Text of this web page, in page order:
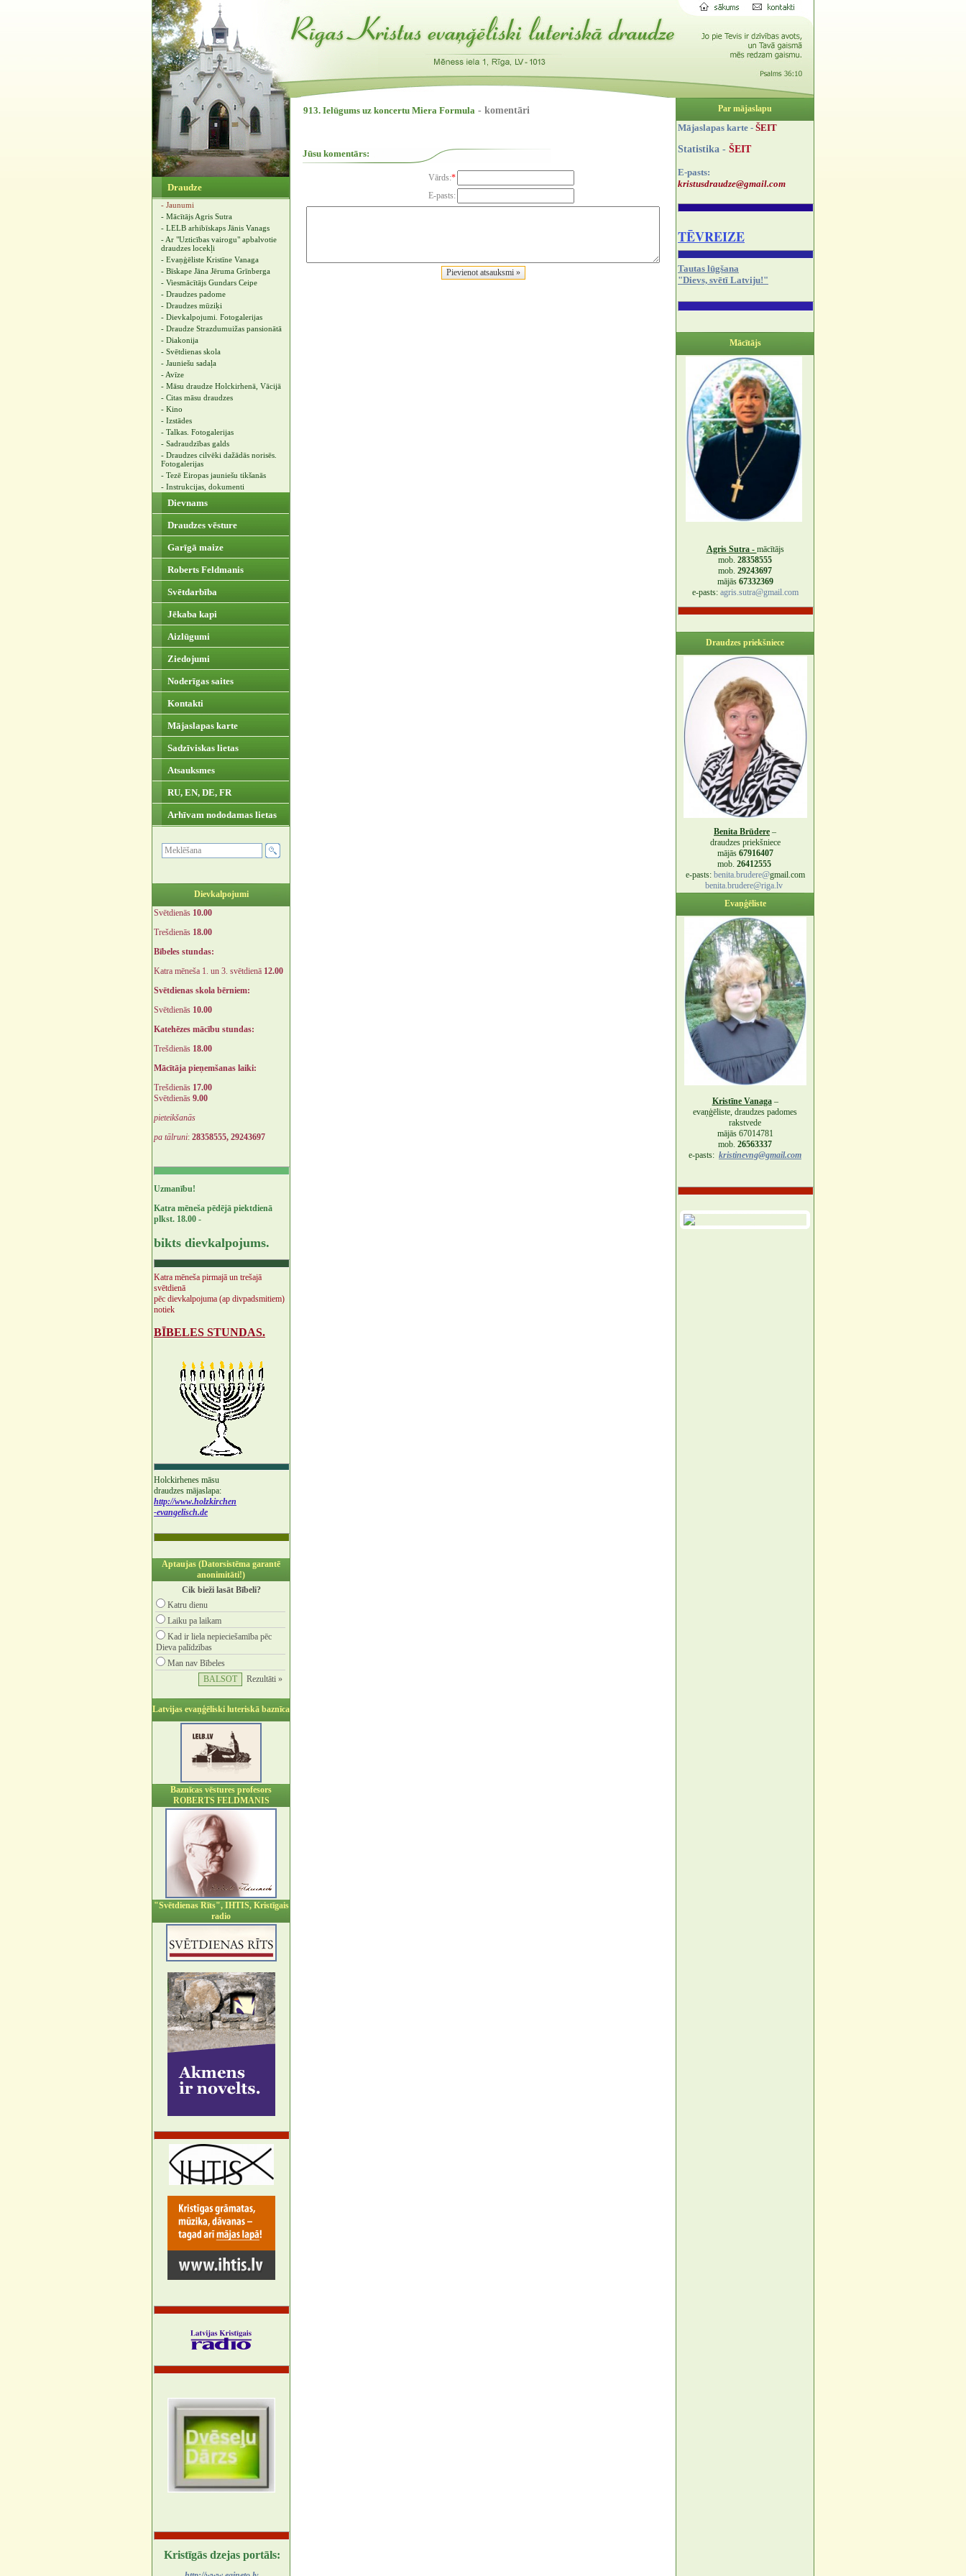
Draudze
- Jaunumi
- Mācītājs Agris Sutra
- LELB arhibīskaps Jānis Vanags
- Ar "Uzticības vairogu" apbalvotie
draudzes locekļi
- Evaņģēliste Kristīne Vanaga
- Bīskape Jāna Jēruma Grīnberga
- Viesmācītājs Gundars Ceipe
- Draudzes padome
- Draudzes mūziķi
- Dievkalpojumi. Fotogalerijas
- Draudze Strazdumuižas pansionātā
- Diakonija
- Svētdienas skola
- Jauniešu sadaļa
- Avīze
- Māsu draudze Holckirhenā, Vācijā
- Citas māsu draudzes
- Kino
- Izstādes
- Talkas. Fotogalerijas
- Sadraudzības galds
- Draudzes cilvēki dažādās norisēs.
Fotogalerijas
- Tezē Eiropas jauniešu tikšanās
- Instrukcijas, dokumenti
Dievnams
Draudzes vēsture
Garīgā maize
Roberts Feldmanis
Svētdarbība
Jēkaba kapi
Aizlūgumi
Ziedojumi
Noderīgas saites
Kontakti
Mājaslapas karte
Sadzīviskas lietas
Atsauksmes
RU, EN, DE, FR
Arhīvam nododamas lietas
Dievkalpojumi
Svētdienās 10.00
Trešdienās 18.00
Bībeles stundas:
Katra mēneša 1. un 3. svētdienā 12.00
Svētdienas skola bērniem:
Svētdienās 10.00
Katehēzes mācību stundas:
Trešdienās 18.00
Mācītāja pieņemšanas laiki:
Trešdienās 17.00
Svētdienās 9.00
pieteikšanās
pa tālruni: 28358555, 29243697
Uzmanību!
Katra mēneša pēdējā piektdienā
plkst. 18.00 -
bikts dievkalpojums.
Katra mēneša pirmajā un trešajā
svētdienā
pēc dievkalpojuma (ap divpadsmitiem)
notiek
BĪBELES STUNDAS.
Holckirhenes māsu
draudzes mājaslapa:
http://www.holzkirchen
-evangelisch.de
Aptaujas (Datorsistēma garantē
anonimitāti!)
Cik bieži lasāt Bībeli?
Katru dienu
Laiku pa laikam
Kad ir liela nepieciešamība pēc
Dieva palīdzības
Man nav Bībeles
Rezultāti »
Latvijas evaņģēliski luteriskā baznīca
Baznīcas vēstures profesors
ROBERTS FELDMANIS
"Svētdienas Rīts", IHTIS, Kristīgais
radio
Kristīgās dzejas portāls:
913. Ielūgums uz koncertu Miera Formula - komentāri
Jūsu komentārs:
Vārds:*
E-pasts:
Par mājaslapu
Mājaslapas karte - ŠEIT
Statistika - ŠEIT
E-pasts:
kristusdraudze@gmail.com
TĒVREIZE
Tautas lūgšana
"Dievs, svētī Latviju!"
Mācītājs
Agris Sutra - mācītājs
mob. 28358555
mob. 29243697
mājās 67332369
e-pasts: agris.sutra@gmail.com
Draudzes priekšniece
Benita Brūdere –
draudzes priekšniece
mājās 67916407
mob. 26412555
e-pasts: benita.brudere@gmail.com
benita.brudere@riga.lv
Evaņģēliste
Kristīne Vanaga–
evaņģēliste, draudzes padomes
rakstvede
mājās 67014781
mob. 26563337
e-pasts: kristinevng@gmail.com